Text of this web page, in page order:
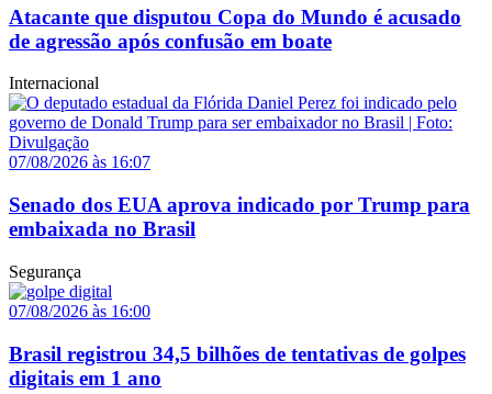
Atacante que disputou Copa do Mundo é acusado
de agressão após confusão em boate
Internacional
07/08/2026 às 16:07
Senado dos EUA aprova indicado por Trump para
embaixada no Brasil
Segurança
07/08/2026 às 16:00
Brasil registrou 34,5 bilhões de tentativas de golpes
digitais em 1 ano